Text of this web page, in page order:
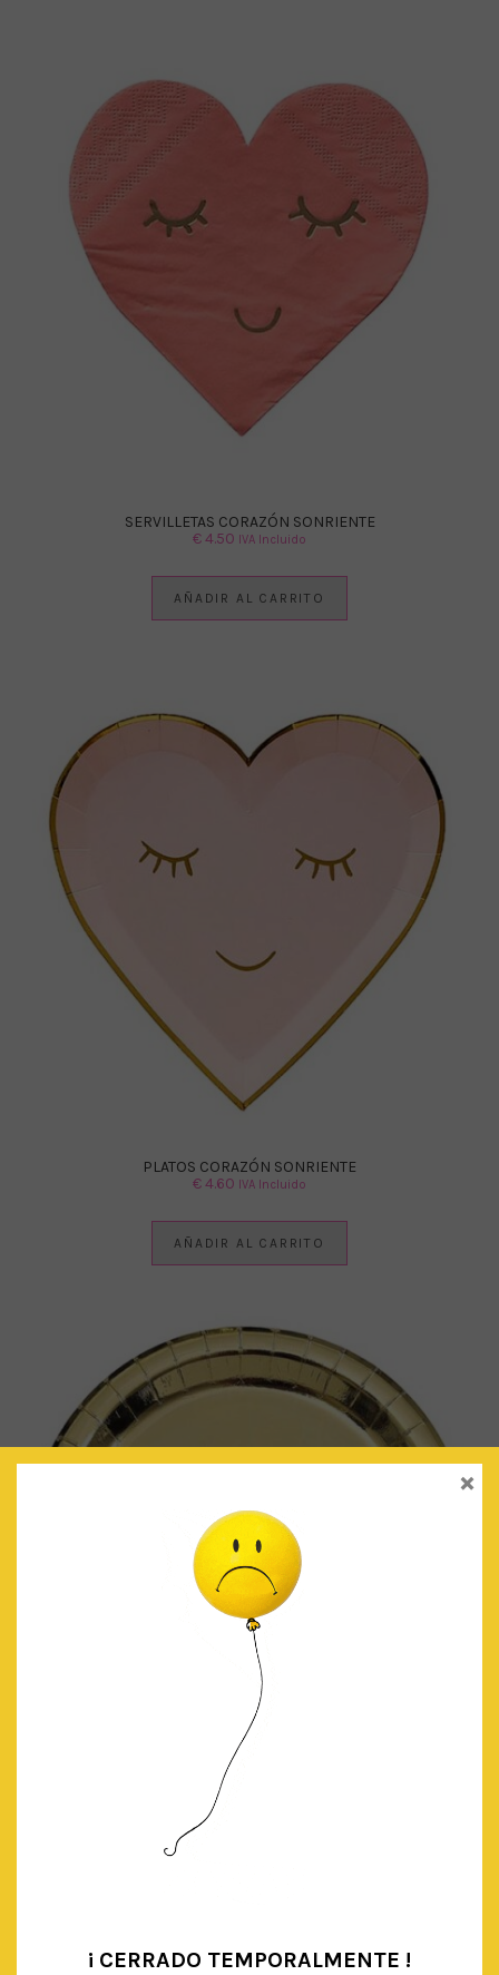
SERVILLETAS CORAZÓN SONRIENTE
€4.50 IVA Incluido
AÑADIR AL CARRITO
PLATOS CORAZÓN SONRIENTE
€4.60 IVA Incluido
AÑADIR AL CARRITO
PLATOS ORO BRILLO
€3.50
¡ CERRADO TEMPORALMENTE !
×